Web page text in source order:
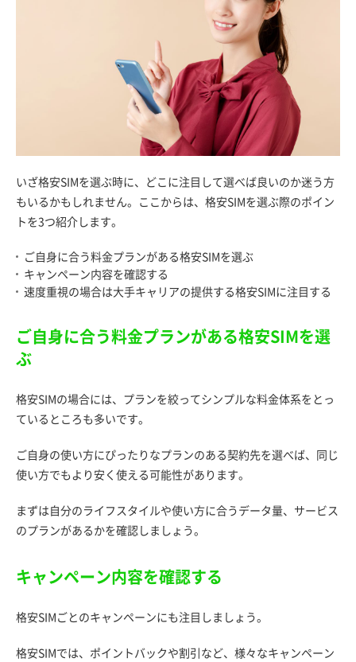
いざ格安SIMを選ぶ時に、どこに注目して選べば良いのか迷う方
もいるかもしれません。ここからは、格安SIMを選ぶ際のポイン
トを3つ紹介します。
ご自身に合う料金プランがある格安SIMを選ぶ
キャンペーン内容を確認する
速度重視の場合は大手キャリアの提供する格安SIMに注目する
ご自身に合う料金プランがある格安SIMを選
ぶ
格安SIMの場合には、プランを絞ってシンプルな料金体系をとっ
ているところも多いです。
ご自身の使い方にぴったりなプランのある契約先を選べば、同じ
使い方でもより安く使える可能性があります。
まずは自分のライフスタイルや使い方に合うデータ量、サービス
のプランがあるかを確認しましょう。
キャンペーン内容を確認する
格安SIMごとのキャンペーンにも注目しましょう。
格安SIMでは、ポイントバックや割引など、様々なキャンペーン